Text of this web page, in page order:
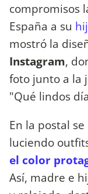
compromisos
España a su
mostró la
Instagram,
foto junto a la
"Qué lindos
En la postal
luciendo
el color
Así, madre e